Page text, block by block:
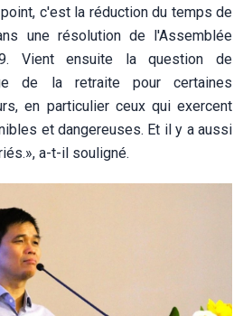
c'est la réduction du temps de
une résolution de l'Assemblée
Vient ensuite la question de
de la retraite pour certaines
en particulier ceux qui exercent
et dangereuses. Et il y a aussi
a-t-il souligné.